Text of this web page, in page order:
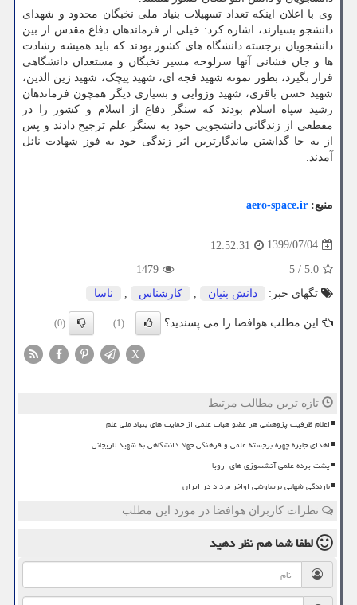
وی با اعلان اینکه تعداد تسهیلات بنیاد ملی نخبگان محدود و شهدای
دانشجو بسیارند، اشاره کرد: خیلی از فرماندهان دفاع مقدس از بین
دانشجویان برجسته دانشگاه های کشور بودند که باید همیشه رشادت
ها و جان فشانی آنها سرلوحه مسیر نخبگان و مستعدان دانشگاهی
قرار بگیرد، بطور نمونه شهید قجه ای، شهید پیچک، شهید زین الدین،
شهید حسن باقری، شهید وزوایی و بسیاری دیگر همچون فرماندهان
رشید سپاه اسلام بودند که سنگر دفاع از اسلام و کشور را در
مقطعی از زندگانی دانشجویی خود به سنگر علم ترجیح دادند و پس
از به جا گذاشتن ماندگارترین اثر زندگی خود به فوز شهادت نائل
آمدند.
منبع: aero-space.ir
1399/07/04
12:52:31
5.0
/
5
1479
تگهای خبر:
دانش بنیان , كارشناس , ناسا
این مطلب هوافضا را می پسندید؟ (1)
(0)
X
تازه ترین مطالب مرتبط
اعلام ظرفیت پژوهشی هر عضو هیات علمی از حمایت های بنیاد ملی علم
اهدای جایزه چهره برجسته علمی و فرهنگی جهاد دانشگاهی به شهید لاریجانی
پشت پرده علمی آتشسوزی های اروپا
بارندگی شهابی برساوشی اواخر مرداد در ایران
نظرات کاربران هوافضا در مورد این مطلب
لطفا شما همنظر دهید